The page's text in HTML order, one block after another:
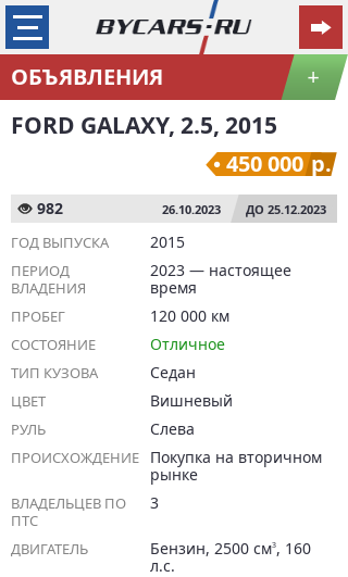
ОБЪЯВЛЕНИЯ +
FORD GALAXY, 2.5, 2015
450 000 р.
982 26.10.2023 ДО 25.12.2023
ГОД ВЫПУСКА 2015
ПЕРИОД
ВЛАДЕНИЯ
2023 — настоящее
время
ПРОБЕГ 120 000 км
СОСТОЯНИЕ Отличное
ТИП КУЗОВА Седан
ЦВЕТ Вишневый
РУЛЬ Слева
ПРОИСХОЖДЕНИЕ
Покупка на вторичном
рынке
ВЛАДЕЛЬЦЕВ ПО
ПТС
3
ДВИГАТЕЛЬ Бензин, 2500 см3, 160
л.с.